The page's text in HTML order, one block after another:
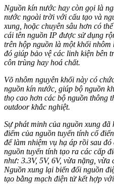
Nguồn kín nước hay còn gọi là
nước ngoài trời với cấu tạo và
xung, hoặc chuyên sâu hơn có
cái tên nguồn IP được sử dụng
trên hộp nguồn là một khối
đó giúp bảo vệ các linh kiện bên
côn trùng hay hoá chất.
Võ nhôm nguyên khối này có
nguồn kín nước, giúp bộ nguồn
thọ cao hơn các bộ nguồn thông
outdoor khắc nghiệt.
Sự phát minh của nguồn xung
điểm của nguồn tuyến tính cổ
để làm nhiệm vụ hạ áp rồi sau
nguồn tuyến tính tạo ra các cấp
như: 3.3V, 5V, 6V, vừa nặng,
Nguồn xung lại biến đổi nguồn
tạo bằng mạch điện tử kết hợp